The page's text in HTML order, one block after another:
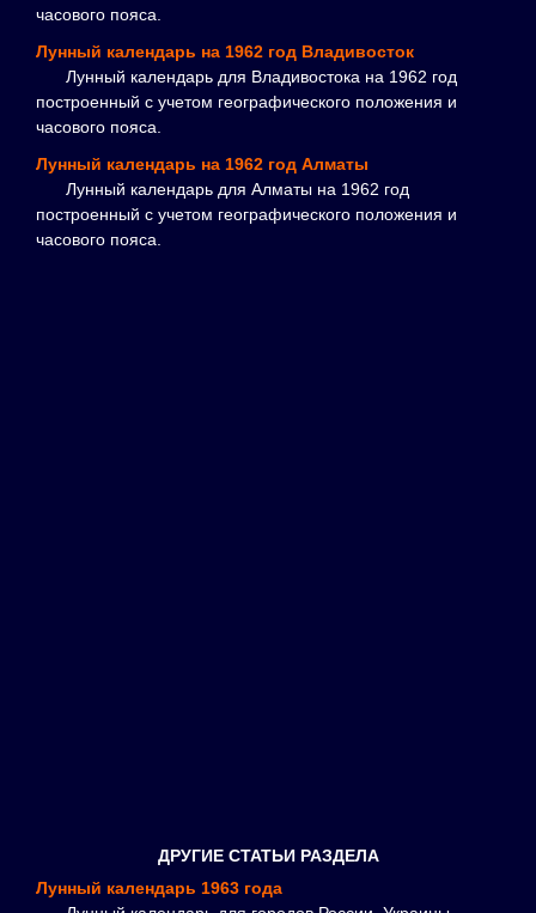
часового пояса.
Лунный календарь на 1962 год Владивосток
Лунный календарь для Владивостока на 1962 год
построенный с учетом географического положения и
часового пояса.
Лунный календарь на 1962 год Алматы
Лунный календарь для Алматы на 1962 год
построенный с учетом географического положения и
часового пояса.
ДРУГИЕ СТАТЬИ РАЗДЕЛА
Лунный календарь 1963 года